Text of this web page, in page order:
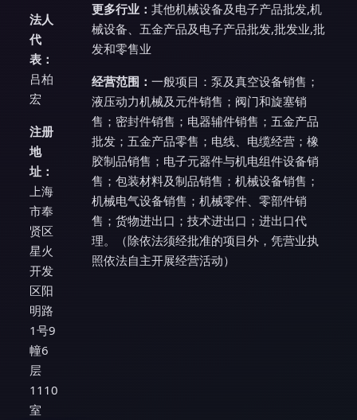
法人
代
表：
吕柏
宏
注册
地
址：
上海
市奉
贤区
星火
开发
区阳
明路
1号9
幢6
层
1110
室
更多行业： 其他机械设备及电子产品批发,机
械设备、五金产品及电子产品批发,批发业,批
发和零售业
经营范围： 一般项目：泵及真空设备销售；
液压动力机械及元件销售；阀门和旋塞销
售；密封件销售；电器辅件销售；五金产品
批发；五金产品零售；电线、电缆经营；橡
胶制品销售；电子元器件与机电组件设备销
售；包装材料及制品销售；机械设备销售；
机械电气设备销售；机械零件、零部件销
售；货物进出口；技术进出口；进出口代
理。（除依法须经批准的项目外，凭营业执
照依法自主开展经营活动）